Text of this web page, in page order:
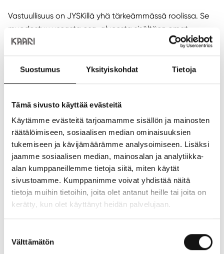
Suostumus Yksityiskohdat Tietoja
Tämä sivusto käyttää evästeitä
Käytämme evästeitä tarjoamamme sisällön ja mainosten
räätälöimiseen, sosiaalisen median ominaisuuksien
tukemiseen ja kävijämäärämme analysoimiseen. Lisäksi
jaamme sosiaalisen median, mainosalan ja analytiikka-
alan kumppaneillemme tietoja siitä, miten käytät
sivustoamme. Kumppanimme voivat yhdistää näitä
tietoja muihin tietoihin, joita olet antanut heille tai joita on
kerätty, kun olet käyttänyt heidän palvelujaan.
valinta
Välttämätön
Vastuullisuus on JYSKillä yhä tärkeämmässä roolissa. Se
muodostuu useasta osa-alueesta sisältäen omat
työtekijämme sekä tavarantoimittajiemme työntekijät
ympäri maailmaa. Teemme töitä varmistaaksemme, että
tuotteemme valmistetaan aina ihmisiä, eläimiä ja
luontoa kunnioittaen.
Katso ajankohtaiset tarjouksemme
Sijainti ja yhteystiedot
Sijainti:2. kerros
+358444100290
Verkkosivusto:
https://www.jysk.fi
NÄYTÄ POHJAKARTASSA
ANNA PALAUTETTA